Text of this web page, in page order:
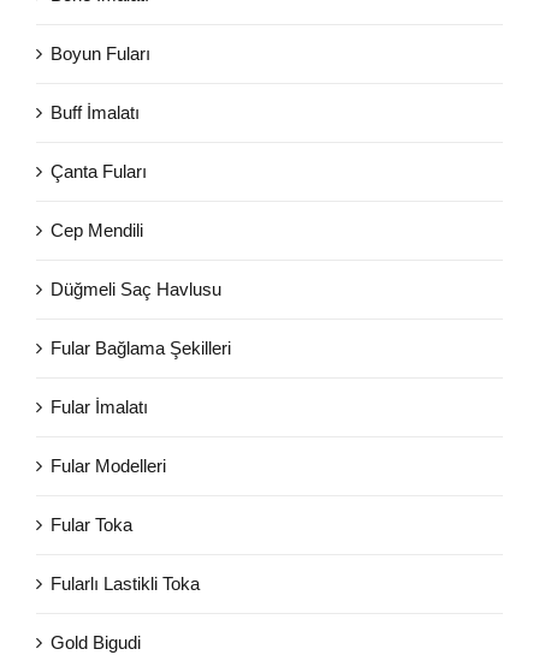
Boyun Fuları
Buff İmalatı
Çanta Fuları
Cep Mendili
Düğmeli Saç Havlusu
Fular Bağlama Şekilleri
Fular İmalatı
Fular Modelleri
Fular Toka
Fularlı Lastikli Toka
Gold Bigudi